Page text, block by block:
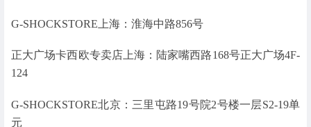
G-SHOCKSTORE上海：淮海中路856号
正大广场卡西欧专卖店上海：陆家嘴西路168号正大广场4F-
124
G-SHOCKSTORE北京：三里屯路19号院2号楼一层S2-19单
元